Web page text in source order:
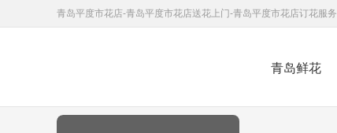
青岛平度市花店-青岛平度市花店送花上门-青岛平度市花店订花服务
青岛鲜花